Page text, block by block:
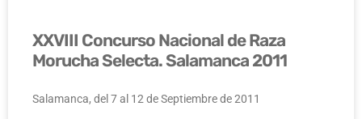
XXVIII Concurso Nacional de Raza
Morucha Selecta. Salamanca 2011
Salamanca, del 7 al 12 de Septiembre de 2011